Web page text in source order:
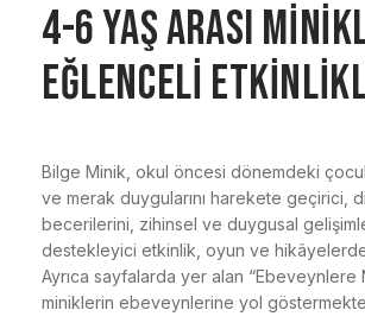
4-6 YAŞ ARASI
EĞLENCELİ
Bilge Minik, okul öncesi dönemdeki
ve merak duygularını harekete geçirici,
becerilerini, zihinsel ve duygusal
destekleyici etkinlik, oyun ve
Ayrıca sayfalarda yer alan “Ebeveynlere
miniklerin ebeveynlerine yol